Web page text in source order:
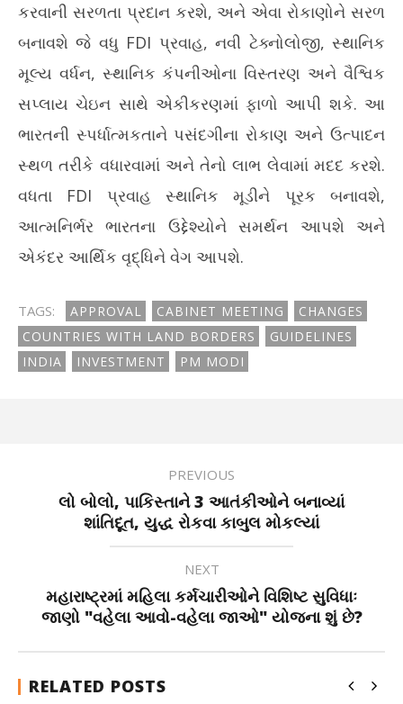
કરવાની સરળતા પ્રદાન કરશે, અને એવા રોકાણોને સરળ
બનાવશે જે વધુ FDI પ્રવાહ, નવી ટેક્નોલોજી, સ્થાનિક
મૂલ્ય વર્ધન, સ્થાનિક કંપનીઓના વિસ્તરણ અને વૈશ્વિક
સપ્લાય ચેઇન સાથે એકીકરણમાં ફાળો આપી શકે. આ
ભારતની સ્પર્ધાત્મકતાને પસંદગીના રોકાણ અને ઉત્પાદન
સ્થળ તરીકે વધારવામાં અને તેનો લાભ લેવામાં મદદ કરશે.
વધતા FDI પ્રવાહ સ્થાનિક મૂડીને પૂરક બનાવશે,
આત્મનિર્ભર ભારતના ઉદ્દેશ્યોને સમર્થન આપશે અને
એકંદર આર્થિક વૃદ્ધિને વેગ આપશે.
TAGS: APPROVAL CABINET MEETING
CHANGES
COUNTRIES WITH LAND BORDERS
GUIDELINES
INDIA
INVESTMENT PM MODI
PREVIOUS
લો બોલો, પાકિસ્તાને 3 આતંકીઓને બનાવ્યાં
શાંતિદૂત, યુદ્ધ રોકવા કાબુલ મોકલ્યાં
NEXT
મહારાષ્ટ્રમાં મહિલા કર્મચારીઓને વિશિષ્ટ સુવિધાઃ
જાણો "વહેલા આવો-વહેલા જાઓ" યોજના શું છે?
RELATED POSTS